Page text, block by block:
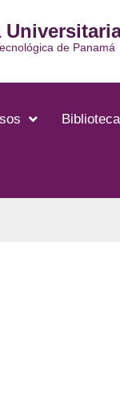
de Panamá